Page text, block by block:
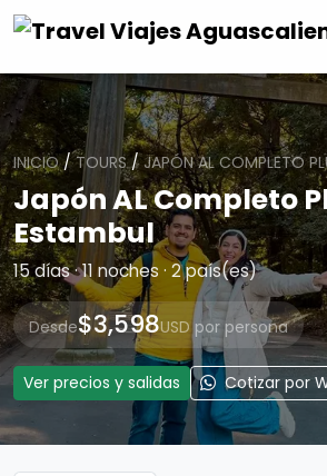
INICIO/TOURS/JAPÓN AL COMPLETO
Japón AL Completo
Estambul
15 días · 11 noches · 2 país(es)
Desde$3,598USD por persona
Ver precios y salidas Cotizar por